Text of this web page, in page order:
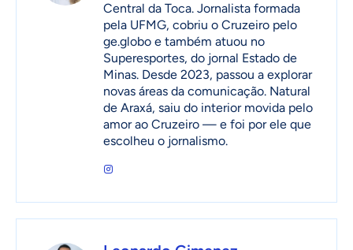
Central da Toca. Jornalista formada
pela UFMG, cobriu o Cruzeiro pelo
ge.globo e também atuou no
Superesportes, do jornal Estado de
Minas. Desde 2023, passou a explorar
novas áreas da comunicação. Natural
de Araxá, saiu do interior movida pelo
amor ao Cruzeiro — e foi por ele que
escolheu o jornalismo.